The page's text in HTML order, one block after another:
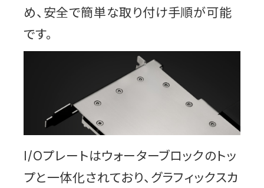
め、安全で簡単な取り付け手順が可能
です。
I/Oプレートはウォーターブロックのトッ
プと一体化されており、グラフィックスカ